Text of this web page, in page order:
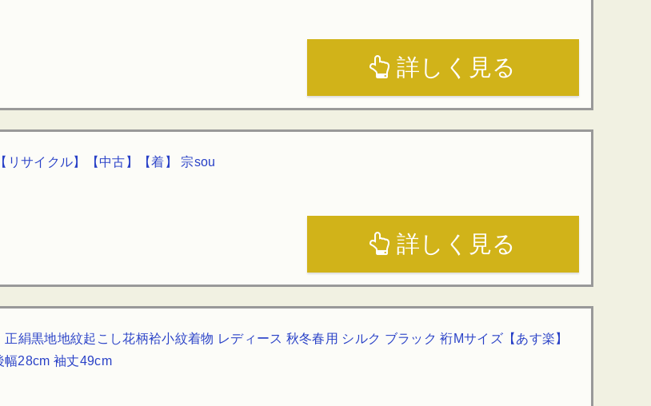
詳しく見る
リサイクル】【中古】【着】 宗sou
詳しく見る
正絹黒地地紋起こし花柄袷小紋着物 レディース 秋冬春用 シルク ブラック 裄Mサイズ【あす楽】
幅28cm 袖丈49cm